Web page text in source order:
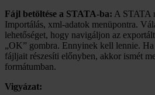
Fájl betöltése a STATA-ba: A STATA
Importálás, xml-adatok menüpontra.
lehetőséget, hogy navigáljon az
„OK” gombra. Ennyinek kell lennie.
fájljait részesíti előnyben, akkor ismét
formátumban.
Vigyázat: